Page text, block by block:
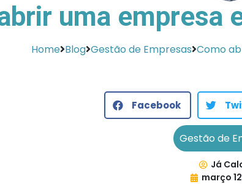
uma empresa
Home Blog Gestão de Empresas Como
Facebook
Gestão de
Já
março